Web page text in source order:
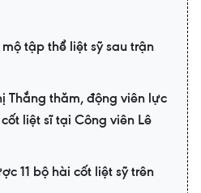
tập thể liệt sỹ sau trận
Thắng thăm, động viên lực
liệt sĩ tại Công viên Lê
11 bộ hài cốt liệt sỹ trên